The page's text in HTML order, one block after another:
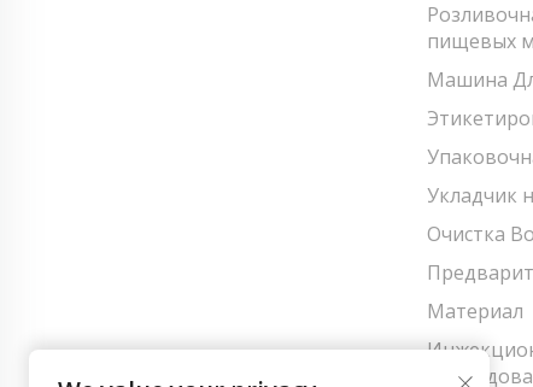
пищевых
Машина
Укладчик
Очистка
Материал